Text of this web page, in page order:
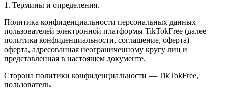
1. Термины и определения.
Политика конфиденциальности персональных данных
пользователей электронной платформы TikTokFree (далее
политика конфиденциальности, соглашение, оферта) —
оферта, адресованная неограниченному кругу лиц и
представленная в настоящем документе.
Сторона политики конфиденциальности — TikTokFree,
пользователь.